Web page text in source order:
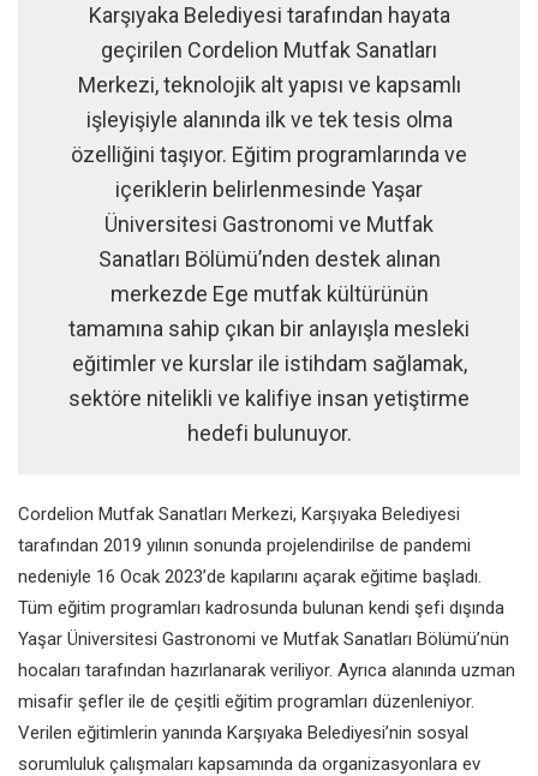
Karşıyaka Belediyesi tarafından hayata
geçirilen Cordelion Mutfak Sanatları
Merkezi, teknolojik alt yapısı ve kapsamlı
işleyişiyle alanında ilk ve tek tesis olma
özelliğini taşıyor. Eğitim programlarında ve
içeriklerin belirlenmesinde Yaşar
Üniversitesi Gastronomi ve Mutfak
Sanatları Bölümü’nden destek alınan
merkezde Ege mutfak kültürünün
tamamına sahip çıkan bir anlayışla mesleki
eğitimler ve kurslar ile istihdam sağlamak,
sektöre nitelikli ve kalifiye insan yetiştirme
hedefi bulunuyor.
Cordelion Mutfak Sanatları Merkezi, Karşıyaka Belediyesi
tarafından 2019 yılının sonunda projelendirilse de pandemi
nedeniyle 16 Ocak 2023’de kapılarını açarak eğitime başladı.
Tüm eğitim programları kadrosunda bulunan kendi şefi dışında
Yaşar Üniversitesi Gastronomi ve Mutfak Sanatları Bölümü’nün
hocaları tarafından hazırlanarak veriliyor. Ayrıca alanında uzman
misafir şefler ile de çeşitli eğitim programları düzenleniyor.
Verilen eğitimlerin yanında Karşıyaka Belediyesi’nin sosyal
sorumluluk çalışmaları kapsamında da organizasyonlara ev